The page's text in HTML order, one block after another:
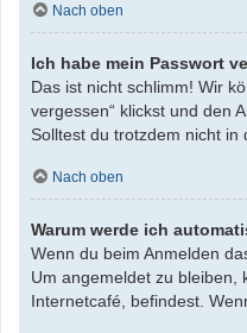
Nach oben
Ich habe mein Passwort
Das ist nicht schlimm! Wir
vergessen“ klickst und den
Solltest du trotzdem nicht
Nach oben
Warum werde ich
Wenn du beim Anmelden
Um angemeldet zu bleiben,
Internetcafé, befindest.